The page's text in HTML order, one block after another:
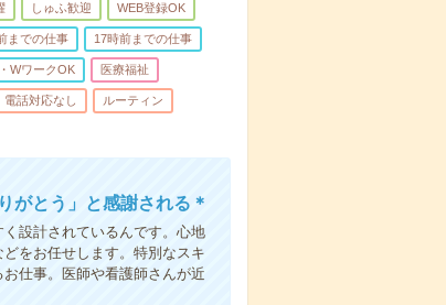
しゅふ歓迎 WEB登録OK
までの仕事 17時前までの仕事
WワークOK 医療福祉
電話対応なし ルーティン
がとう」と感謝される＊
設計されているんです。心地
をお任せします。特別なスキ
仕事。医師や看護師さんが近